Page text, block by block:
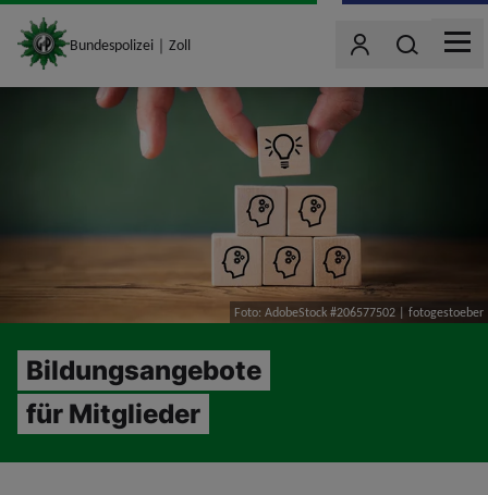
site_logo
Bundespolizei｜Zoll BenutzerWonach
MENU
Foto: AdobeStock #206577502 | fotogestoeber
Bildungsangebote
für Mitglieder